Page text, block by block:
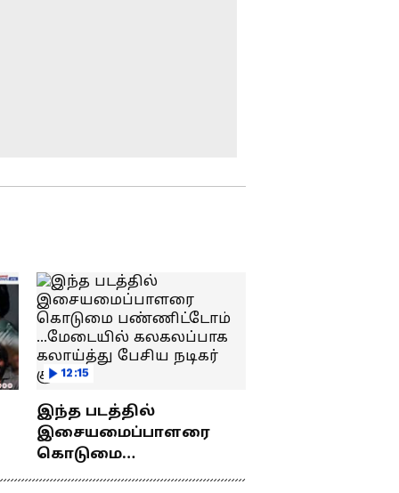
வேண்டுகோள்
தயாராகும் தனுஷ்..!
பிறந்தநாளில் மாஸ்
சர்ப்ரைஸ் ! விஜய்
வழியில் அரசியல்
ஆட்டம் !
Tasmac:
'குடி'மகன்களுக்கு
குட்நியூஸ்! டாஸ்மாக்
மாற்றம்! முழு விவரம்!
சென்னை குடிநீர்
பணிகள்:
கோயம்பேட்டில்
12:15
இந்த படத்தில்
இசையமைப்பாளரை
கொடுமை
பண்ணிட்டோம்